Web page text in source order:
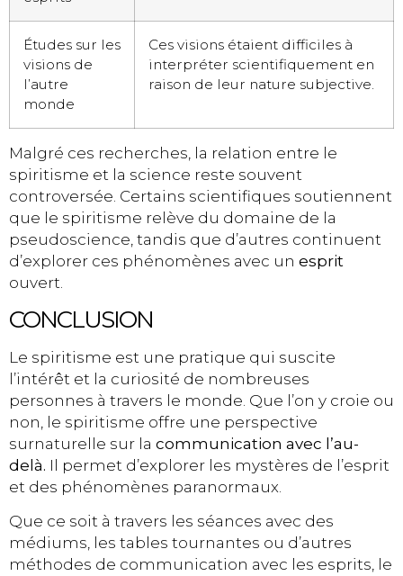
Études sur les
visions de
l’autre
monde
Ces visions étaient difficiles à
interpréter scientifiquement en
raison de leur nature subjective.
Malgré ces recherches, la relation entre le
spiritisme et la science reste souvent
controversée. Certains scientifiques soutiennent
que le spiritisme relève du domaine de la
pseudoscience, tandis que d’autres continuent
d’explorer ces phénomènes avec un esprit
ouvert.
CONCLUSION
Le spiritisme est une pratique qui suscite
l’intérêt et la curiosité de nombreuses
personnes à travers le monde. Que l’on y croie ou
non, le spiritisme offre une perspective
surnaturelle sur la communication avec l’au-
delà. Il permet d’explorer les mystères de l’esprit
et des phénomènes paranormaux.
Que ce soit à travers les séances avec des
médiums, les tables tournantes ou d’autres
méthodes de communication avec les esprits, le